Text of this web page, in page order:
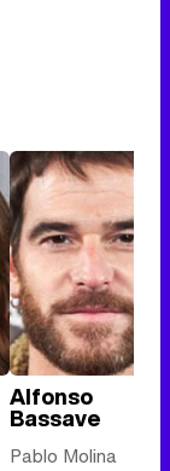
Alfonso
Bassave
Pablo Molina